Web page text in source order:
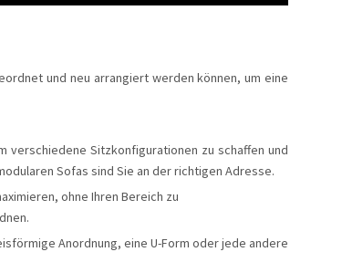
und neu arrangiert werden können, um eine
verschiedene Sitzkonfigurationen zu schaffen und
Sofas sind Sie an der richtigen Adresse.
ohne Ihren Bereich zu
Anordnung, eine U-Form oder jede andere